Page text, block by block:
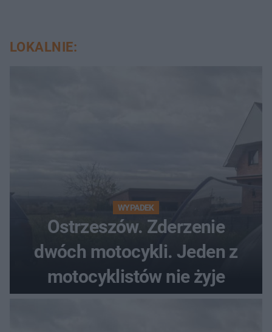
LOKALNIE:
WYPADEK
Ostrzeszów. Zderzenie
dwóch motocykli. Jeden z
motocyklistów nie żyje